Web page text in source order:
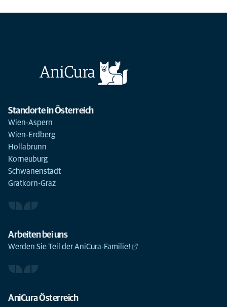
Standorte in Österreich
Wien-Aspern
Wien-Erdberg
Hollabrunn
Korneuburg
Schwanenstadt
Gratkorn-Graz
Arbeiten bei uns
Werden Sie Teil der AniCura-Familie!
AniCura Österreich